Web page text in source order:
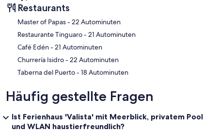
Restaurants
‪Master of Papas - ‬22 Autominuten
‪Restaurante Tinguaro - ‬21 Autominuten
‪Café Edén - ‬21 Autominuten
‪Churrería Isidro - ‬22 Autominuten
‪Taberna del Puerto - ‬18 Autominuten
Häufig gestellte Fragen
Ist Ferienhaus 'Valista' mit Meerblick, privatem Pool
und WLAN haustierfreundlich?